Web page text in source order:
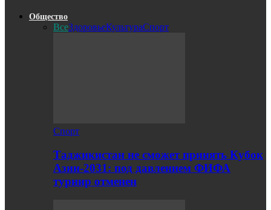
Общество
ВсеЗдоровьеКультураСпорт
Спорт
Таджикистан не сможет принять Кубок
Азии-2031: под давлением ФИФА
турнир отменен